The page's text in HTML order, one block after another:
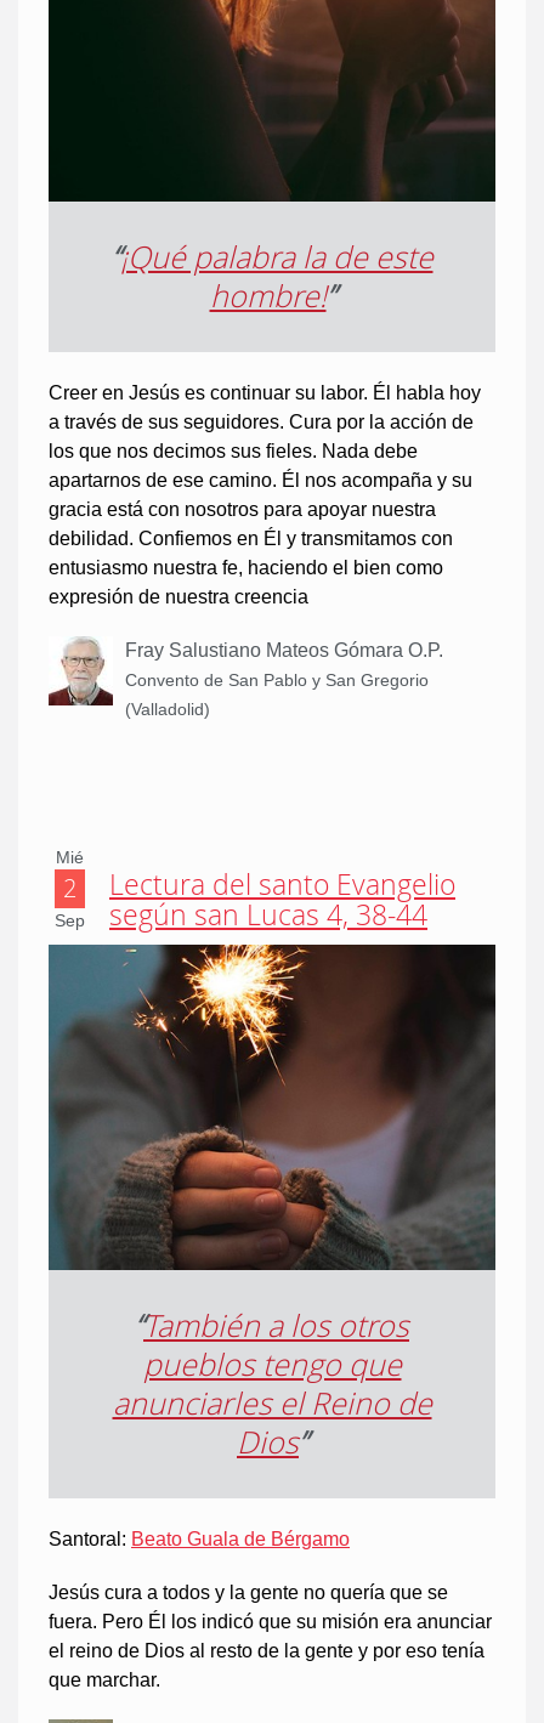
“¡Qué palabra la de este
hombre!”
Creer en Jesús es continuar su labor. Él habla hoy
a través de sus seguidores. Cura por la acción de
los que nos decimos sus fieles. Nada debe
apartarnos de ese camino. Él nos acompaña y su
gracia está con nosotros para apoyar nuestra
debilidad. Confiemos en Él y transmitamos con
entusiasmo nuestra fe, haciendo el bien como
expresión de nuestra creencia
Fray Salustiano Mateos Gómara O.P.
Convento de San Pablo y San Gregorio
(Valladolid)
Mié
2
Sep
Lectura del santo Evangelio
según san Lucas 4, 38-44
“También a los otros
pueblos tengo que
anunciarles el Reino de
Dios”
Santoral: Beato Guala de Bérgamo
Jesús cura a todos y la gente no quería que se
fuera. Pero Él los indicó que su misión era anunciar
el reino de Dios al resto de la gente y por eso tenía
que marchar.